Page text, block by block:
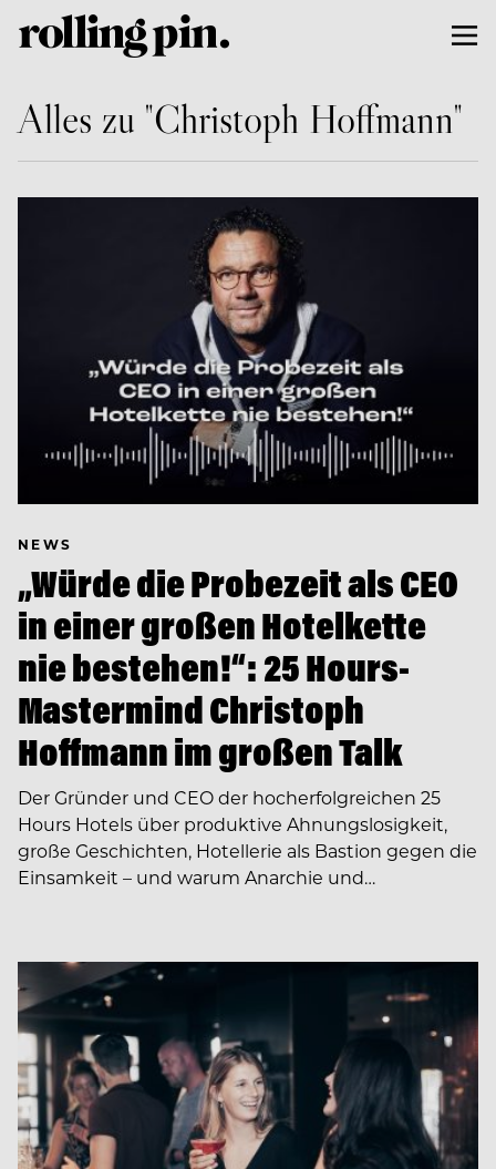
Alles zu "Christoph Hoffmann"
NEWS
„Würde die Probezeit als CEO
in einer großen Hotelkette
nie bestehen!“: 25 Hours-
Mastermind Christoph
Hoffmann im großen Talk
Der Gründer und CEO der hocherfolgreichen 25
Hours Hotels über produktive Ahnungslosigkeit,
große Geschichten, Hotellerie als Bastion gegen die
Einsamkeit – und warum Anarchie und…